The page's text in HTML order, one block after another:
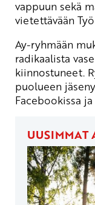
vappuun sekä
vietettävään
Ay-ryhmään
radikaalista
kiinnostuneet.
puolueen
Facebookissa ja
UUSIMMAT